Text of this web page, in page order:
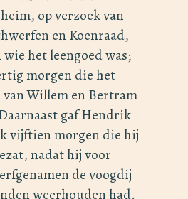
op verzoek van
en Koenraad,
het leengoed was;
morgen die het
van Willem en Bertram
gaf Hendrik
vijftien morgen die hij
nadat hij voor
de voogdij
weerhouden had.